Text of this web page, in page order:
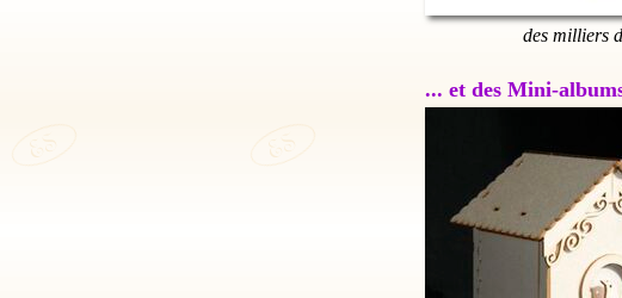
des milliers
... et des Mini-